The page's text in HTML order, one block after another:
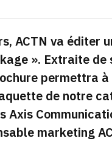
ACTN va éditer
». Extraite de
permettra
de notre
marketing